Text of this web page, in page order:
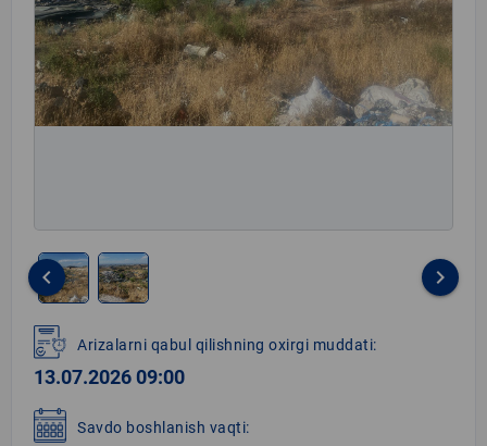
1
of
2
keyboard_arrow_left keyboard_arrow_right
Arizalarni qabul qilishning oxirgi muddati:
13.07.2026 09:00
Savdo boshlanish vaqti: